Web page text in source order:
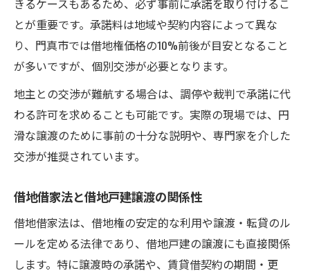
とが重要です。承諾料は地域や契約内容によって異な
り、門真市では借地権価格の10%前後が目安となること
が多いですが、個別交渉が必要となります。
地主との交渉が難航する場合は、調停や裁判で承諾に代
わる許可を求めることも可能です。実際の現場では、円
滑な譲渡のために事前の十分な説明や、専門家を介した
交渉が推奨されています。
借地借家法と借地戸建譲渡の関係性
借地借家法は、借地権の安定的な利用や譲渡・転貸のル
ールを定める法律であり、借地戸建の譲渡にも直接関係
します。特に譲渡時の承諾や、賃貸借契約の期間・更